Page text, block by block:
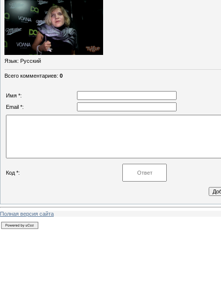
Язык: Русский
Всего комментариев: 0
Имя *:
Email *:
Код *:
Полная версия сайта